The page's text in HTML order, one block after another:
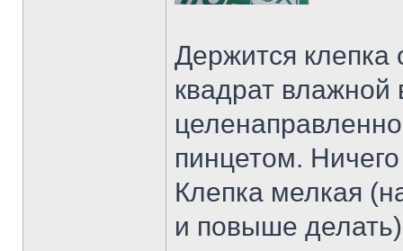
Держится клепка
квадрат влажной
пинцетом.
Клепка мелкая
и повыше